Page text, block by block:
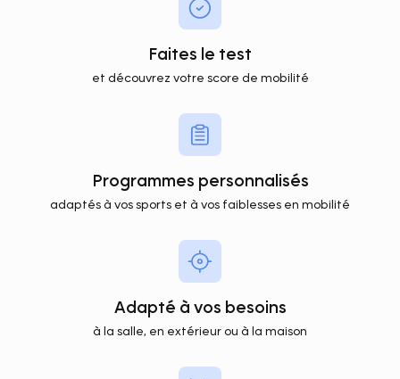
Faites le test
et découvrez votre score de mobilité
Programmes personnalisés
adaptés à vos sports et à vos faiblesses en mobilité
Adapté à vos besoins
à la salle, en extérieur ou à la maison